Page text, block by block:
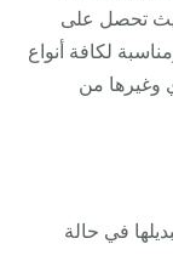
تحصل على
لكافة أنواع
وغيرها من
في حالة